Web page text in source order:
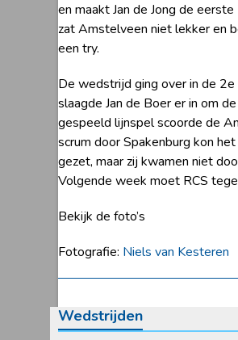
en maakt Jan de Jong de
zat Amstelveen niet lekker en
een try.
De wedstrijd ging over in de
slaagde Jan de Boer er in om
gespeeld lijnspel scoorde de
scrum door Spakenburg kon
gezet, maar zij kwamen niet
Volgende week moet RCS
Bekijk de foto’s
Fotografie: Niels van Kesteren
Wedstrijden